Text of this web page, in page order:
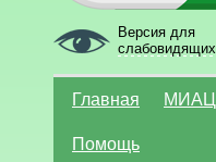
Версия для
слабовидящих
Главная МИАЦ
Помощь